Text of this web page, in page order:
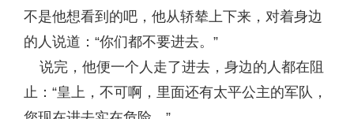
不是他想看到的吧，他从轿辇上下来，对着身边
的人说道：“你们都不要进去。”
说完，他便一个人走了进去，身边的人都在阻
止：“皇上，不可啊，里面还有太平公主的军队，